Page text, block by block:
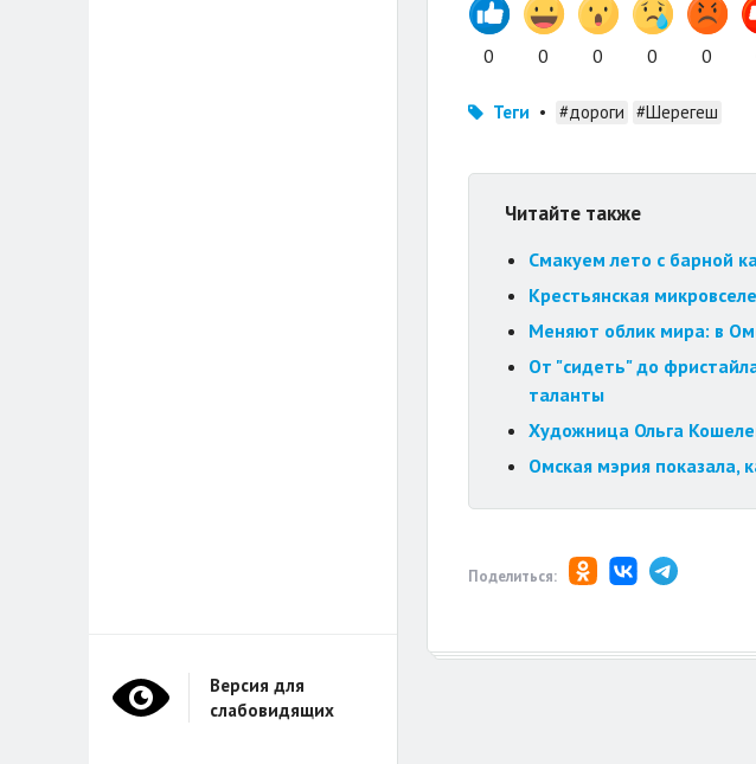
0 0 0 0 0
Теги • #дороги #Шерегеш
Читайте также
Смакуем лето с барной
Крестьянская
Меняют облик мира: в
От "сидеть" до
таланты
Художница Ольга
Омская мэрия показала,
Поделиться:
Версия для
слабовидящих